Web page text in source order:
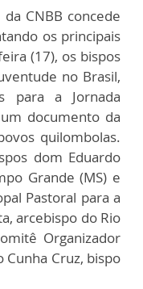
CNBB concede
os principais
(17), os bispos
no Brasil,
para a Jornada
documento da
quilombolas.
dom Eduardo
Grande (MS) e
Pastoral para a
arcebispo do Rio
Organizador
Cunha Cruz, bispo